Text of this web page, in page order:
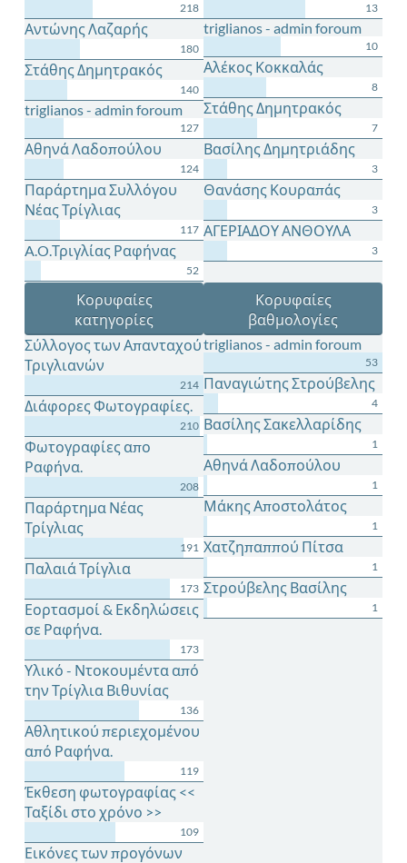
218
Αντώνης Λαζαρής
180
Στάθης Δημητρακός
140
triglianos - admin foroum
127
Αθηνά Λαδοπούλου
124
Παράρτημα Συλλόγου
Νέας Τρίγλιας
117
A.O.Τριγλίας Ραφήνας
52
13
triglianos - admin foroum
10
Αλέκος Κοκκαλάς
8
Στάθης Δημητρακός
7
Βασίλης Δημητριάδης
3
Θανάσης Κουραπάς
3
ΑΓΕΡΙΑΔΟΥ ΑΝΘΟΥΛΑ
3
Κορυφαίες
κατηγορίες
Κορυφαίες
βαθμολογίες
Σύλλογος των Απανταχού
Τριγλιανών
214
Διάφορες Φωτογραφίες.
210
Φωτογραφίες απο
Ραφήνα.
208
Παράρτημα Νέας
Τρίγλιας
191
Παλαιά Τρίγλια
173
Εορτασμοί & Εκδηλώσεις
σε Ραφήνα.
173
Υλικό - Ντοκουμέντα από
την Τρίγλια Βιθυνίας
136
Αθλητικού περιεχομένου
από Ραφήνα.
119
Έκθεση φωτογραφίας <<
Ταξίδι στο χρόνο >>
109
Εικόνες των προγόνων
triglianos - admin foroum
53
Παναγιώτης Στρούβελης
4
Βασίλης Σακελλαρίδης
1
Αθηνά Λαδοπούλου
1
Μάκης Αποστολάτος
1
Χατζηπαππού Πίτσα
1
Στρούβελης Βασίλης
1